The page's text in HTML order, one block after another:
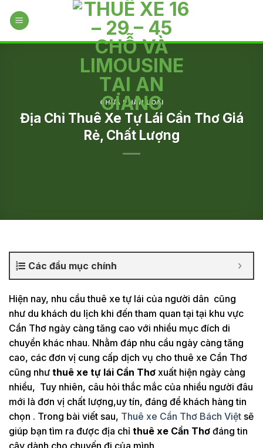
CHƯA PHÂN LOẠI
Địa Chỉ Thuê Xe Tự Lái Cần Thơ Giá
Rẻ, Chất Lượng
Các đầu mục chính
Hiện nay, nhu cầu thuê xe tự lái của người dân cũng
như du khách du lịch khi đến tham quan tại tại khu vực
Cần Thơ ngày càng tăng cao với nhiều mục đích di
chuyển khác nhau. Nhằm đáp nhu cầu ngày càng tăng
cao, các đơn vị cung cấp dịch vụ cho thuê xe Cần Thơ
cũng như thuê xe tự lái Cần Thơ xuất hiện ngày càng
nhiều, Tuy nhiên, câu hỏi thắc mắc của nhiều người đâu
mới là đơn vị chất lượng,uy tín, đáng để khách hàng tin
chọn . Trong bài viết sau, Thuê xe Cần Thơ Bách Việt sẽ
giúp bạn tìm ra được địa chỉ thuê xe Cần Thơ đáng tin
cậy dành cho chuyến đi của mình